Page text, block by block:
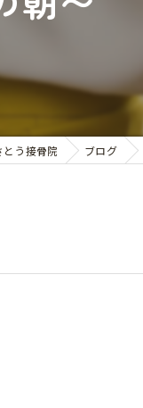
ポーツ
う接骨院 ブログ